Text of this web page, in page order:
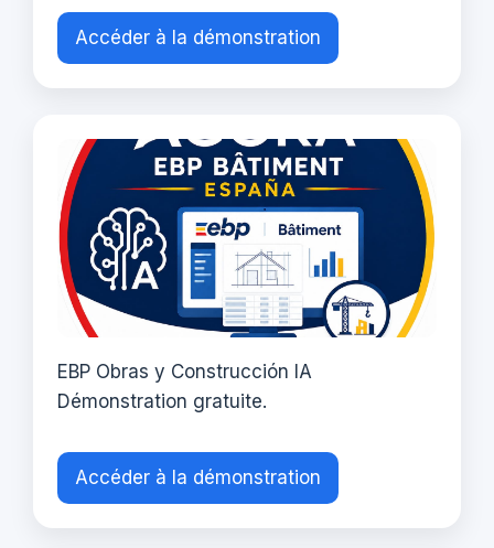
Accéder à la démonstration
EBP Obras y Construcción IA
Démonstration gratuite.
Accéder à la démonstration